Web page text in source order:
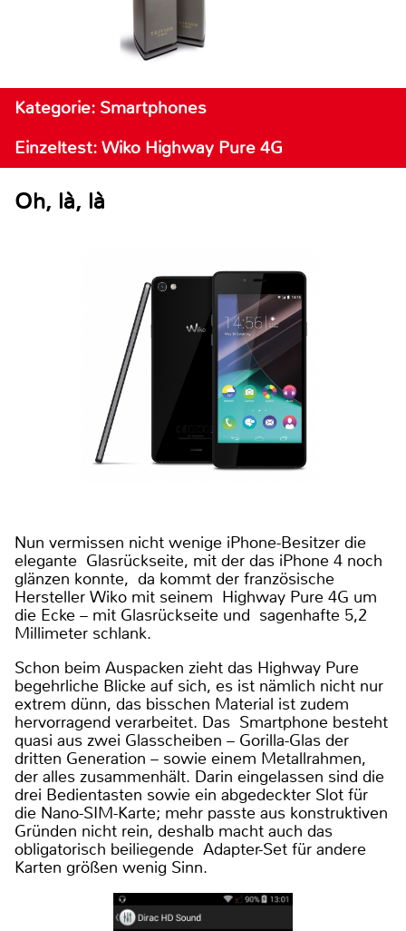
Kategorie: Smartphones
Einzeltest: Wiko Highway Pure 4G
Oh, là, là
Nun vermissen nicht wenige iPhone-Besitzer die
elegante Glasrückseite, mit der das iPhone 4 noch
glänzen konnte, da kommt der französische
Hersteller Wiko mit seinem Highway Pure 4G um
die Ecke – mit Glasrückseite und sagenhafte 5,2
Millimeter schlank.
Schon beim Auspacken zieht das Highway Pure
begehrliche Blicke auf sich, es ist nämlich nicht nur
extrem dünn, das bisschen Material ist zudem
hervorragend verarbeitet. Das Smartphone besteht
quasi aus zwei Glasscheiben – Gorilla-Glas der
dritten Generation – sowie einem Metallrahmen,
der alles zusammenhält. Darin eingelassen sind die
drei Bedientasten sowie ein abgedeckter Slot für
die Nano-SIM-Karte; mehr passte aus konstruktiven
Gründen nicht rein, deshalb macht auch das
obligatorisch beiliegende Adapter-Set für andere
Karten größen wenig Sinn.